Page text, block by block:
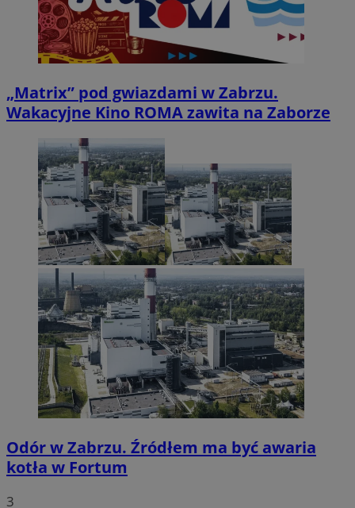
„Matrix” pod gwiazdami w Zabrzu.
Wakacyjne Kino ROMA zawita na Zaborze
Odór w Zabrzu. Źródłem ma być awaria
kotła w Fortum
3